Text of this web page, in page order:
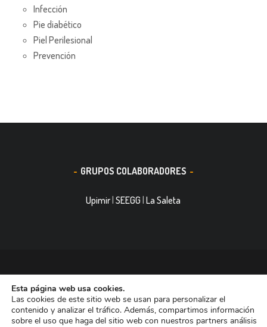
Infección
Pie diabético
Piel Perilesional
Prevención
GRUPOS COLABORADORES
Upimir|SEEGG |La Saleta
© 2016, Smith&Nephew, S.A. es un negocio mundial de
tecnología médica dedicada a mejorar la vida de las personas.
Nuestras divisiones de negocio ocupan las primeras posiciones
entre las empresas dedicadas a Reconstrucción Ortopédica,
Esta página web usa cookies.
Las cookies de este sitio web se usan para personalizar el
contenido y analizar el tráfico. Además, compartimos información
sobre el uso que haga del sitio web con nuestros partners análisis